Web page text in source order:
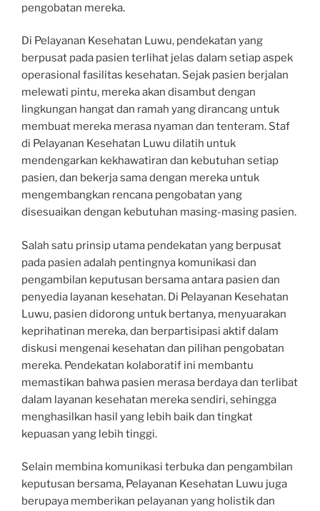
pengobatan mereka.
Di Pelayanan Kesehatan Luwu, pendekatan yang
berpusat pada pasien terlihat jelas dalam setiap aspek
operasional fasilitas kesehatan. Sejak pasien berjalan
melewati pintu, mereka akan disambut dengan
lingkungan hangat dan ramah yang dirancang untuk
membuat mereka merasa nyaman dan tenteram. Staf
di Pelayanan Kesehatan Luwu dilatih untuk
mendengarkan kekhawatiran dan kebutuhan setiap
pasien, dan bekerja sama dengan mereka untuk
mengembangkan rencana pengobatan yang
disesuaikan dengan kebutuhan masing-masing pasien.
Salah satu prinsip utama pendekatan yang berpusat
pada pasien adalah pentingnya komunikasi dan
pengambilan keputusan bersama antara pasien dan
penyedia layanan kesehatan. Di Pelayanan Kesehatan
Luwu, pasien didorong untuk bertanya, menyuarakan
keprihatinan mereka, dan berpartisipasi aktif dalam
diskusi mengenai kesehatan dan pilihan pengobatan
mereka. Pendekatan kolaboratif ini membantu
memastikan bahwa pasien merasa berdaya dan terlibat
dalam layanan kesehatan mereka sendiri, sehingga
menghasilkan hasil yang lebih baik dan tingkat
kepuasan yang lebih tinggi.
Selain membina komunikasi terbuka dan pengambilan
keputusan bersama, Pelayanan Kesehatan Luwu juga
berupaya memberikan pelayanan yang holistik dan